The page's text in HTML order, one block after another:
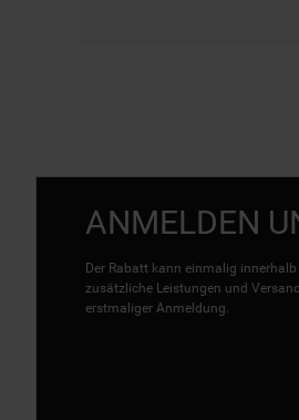
ANMELDEN
Der Rabatt kann einmalig
zusätzliche Leistungen und
erstmaliger Anmeldung.